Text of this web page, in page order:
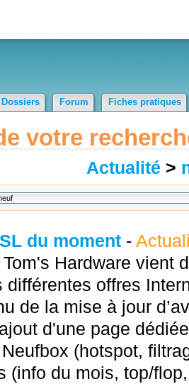
Dossiers Forum Fiches pratiques
votre
Actualité >
du moment-
Hardware vient
différentes offres
de la mise à jour
d'une page
(hotspot,
(info du mois, top/